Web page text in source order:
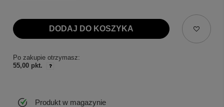
DODAJ DO KOSZYKA
Po zakupie otrzymasz:
55,00 pkt.
Produkt w magazynie